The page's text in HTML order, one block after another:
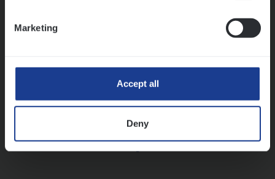
Marketing
Accept all
Deny
Mathias houdt van diepgaande dossiers én droge
Thalia zoekt graag oplossingen, in games én op het
Ons sollicitatieproces